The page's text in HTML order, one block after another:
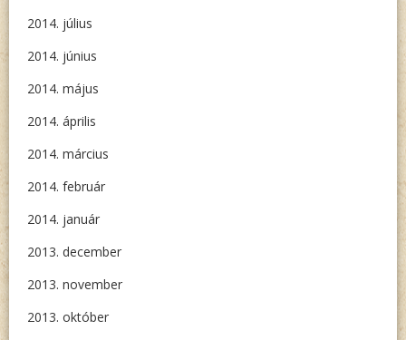
2014. július
2014. június
2014. május
2014. április
2014. március
2014. február
2014. január
2013. december
2013. november
2013. október